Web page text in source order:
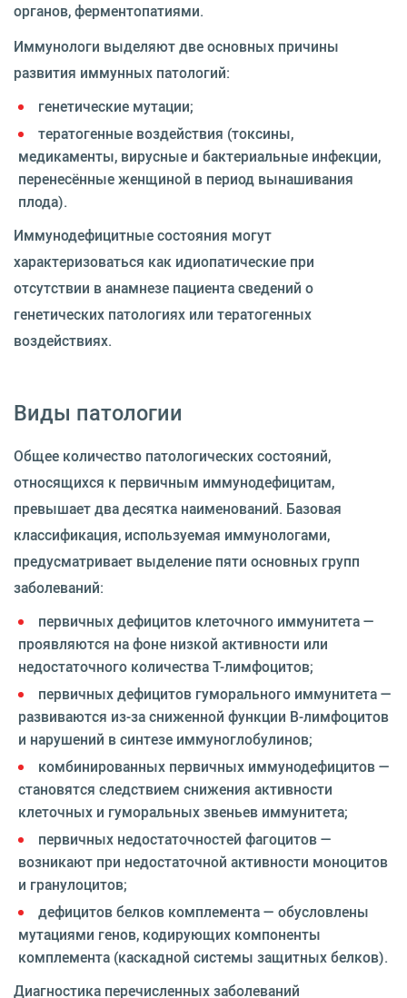
органов, ферментопатиями.
Иммунологи выделяют две основных причины
развития иммунных патологий:
генетические мутации;
тератогенные воздействия (токсины,
медикаменты, вирусные и бактериальные инфекции,
перенесённые женщиной в период вынашивания
плода).
Иммунодефицитные состояния могут
характеризоваться как идиопатические при
отсутствии в анамнезе пациента сведений о
генетических патологиях или тератогенных
воздействиях.
Виды патологии
Общее количество патологических состояний,
относящихся к первичным иммунодефицитам,
превышает два десятка наименований. Базовая
классификация, используемая иммунологами,
предусматривает выделение пяти основных групп
заболеваний:
первичных дефицитов клеточного иммунитета —
проявляются на фоне низкой активности или
недостаточного количества T-лимфоцитов;
первичных дефицитов гуморального иммунитета —
развиваются из-за сниженной функции B-лимфоцитов
и нарушений в синтезе иммуноглобулинов;
комбинированных первичных иммунодефицитов —
становятся следствием снижения активности
клеточных и гуморальных звеньев иммунитета;
первичных недостаточностей фагоцитов —
возникают при недостаточной активности моноцитов
и гранулоцитов;
дефицитов белков комплемента — обусловлены
мутациями генов, кодирующих компоненты
комплемента (каскадной системы защитных белков).
Диагностика перечисленных заболеваний